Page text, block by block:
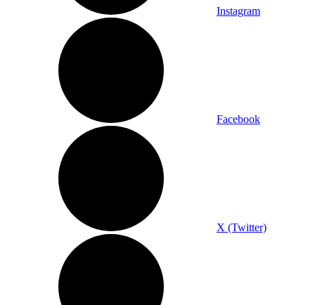
Instagram
Facebook
X (Twitter)